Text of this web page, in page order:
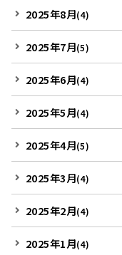
2025年8月(4)
2025年7月(5)
2025年6月(4)
2025年5月(4)
2025年4月(5)
2025年3月(4)
2025年2月(4)
2025年1月(4)